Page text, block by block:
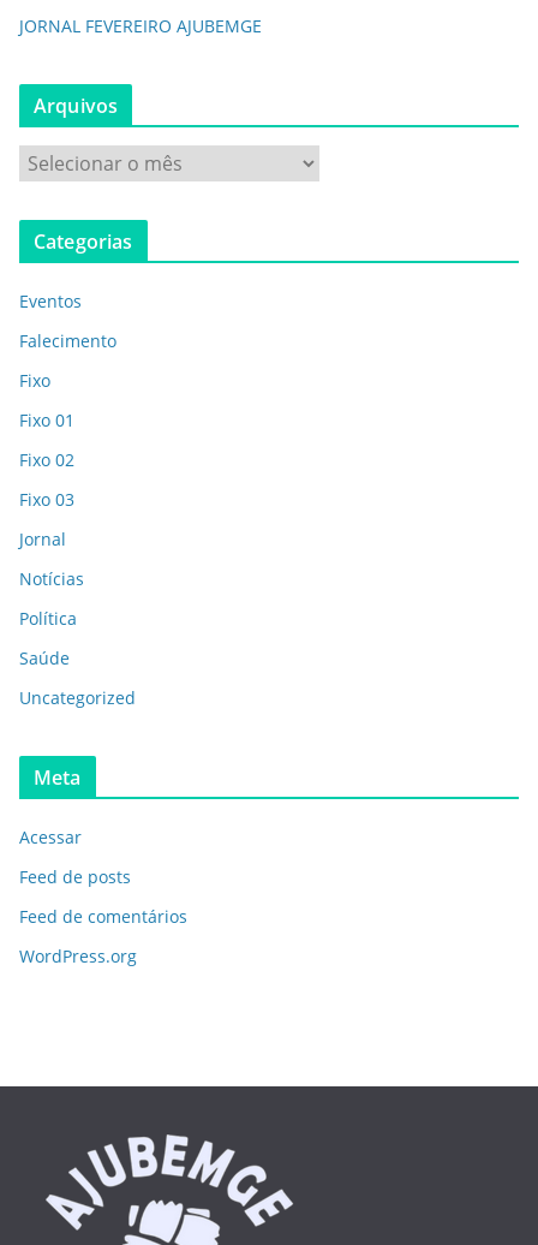
JORNAL FEVEREIRO AJUBEMGE
Arquivos
Categorias
Eventos
Falecimento
Fixo
Fixo 01
Fixo 02
Fixo 03
Jornal
Notícias
Política
Saúde
Uncategorized
Meta
Acessar
Feed de posts
Feed de comentários
WordPress.org